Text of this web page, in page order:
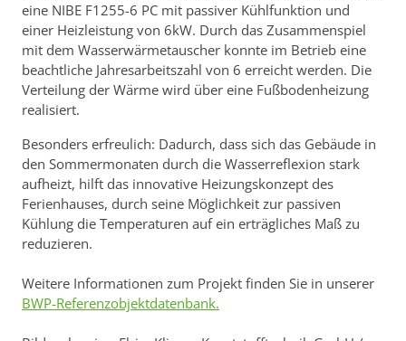
eine NIBE F1255-6 PC mit passiver Kühlfunktion und
einer Heizleistung von 6kW. Durch das Zusammenspiel
mit dem Wasserwärmetauscher konnte im Betrieb eine
beachtliche Jahresarbeitszahl von 6 erreicht werden. Die
Verteilung der Wärme wird über eine Fußbodenheizung
realisiert.
Besonders erfreulich: Dadurch, dass sich das Gebäude in
den Sommermonaten durch die Wasserreflexion stark
aufheizt, hilft das innovative Heizungskonzept des
Ferienhauses, durch seine Möglichkeit zur passiven
Kühlung die Temperaturen auf ein erträgliches Maß zu
reduzieren.
Weitere Informationen zum Projekt finden Sie in unserer
BWP-Referenzobjektdatenbank.